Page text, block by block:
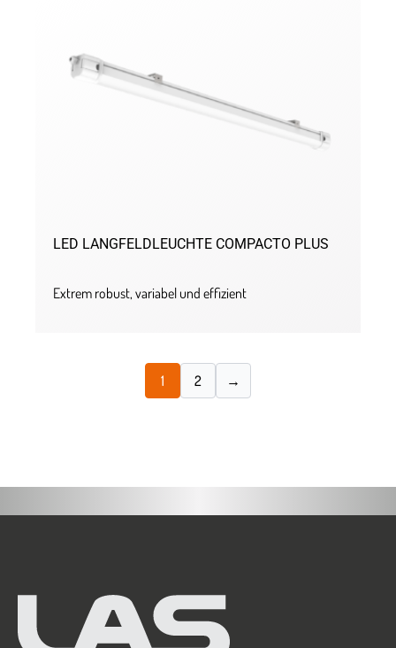
LED LANGFELDLEUCHTE COMPACTO PLUS
Extrem robust, variabel und effizient
1 2 →